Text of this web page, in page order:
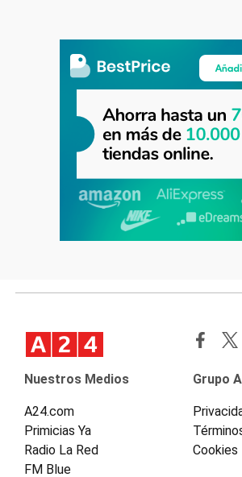
Nuestros Medios
A24.com
Primicias Ya
Radio La Red
FM Blue
Grupo
Cookies